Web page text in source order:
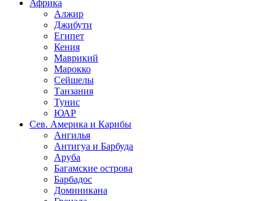
Африка
Алжир
Джибути
Египет
Кения
Маврикий
Марокко
Сейшелы
Танзания
Тунис
ЮАР
Сев. Америка и Карибы
Ангилья
Антигуа и Барбуда
Аруба
Багамские острова
Барбадос
Доминикана